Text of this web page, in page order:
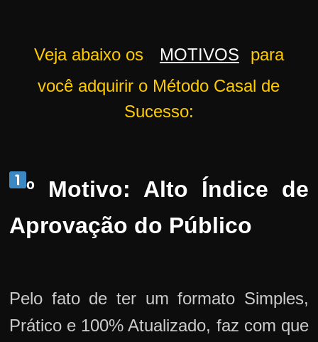
Veja abaixo os MOTIVOS
para
você adquirir o Método Casal de
Sucesso:
º Motivo: Alto Índice de
Aprovação do Público
Pelo fato de ter um formato Simples,
Prático e 100% Atualizado, faz com que